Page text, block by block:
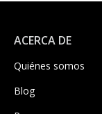
ACERCA DE
Quiénes somos
Blog